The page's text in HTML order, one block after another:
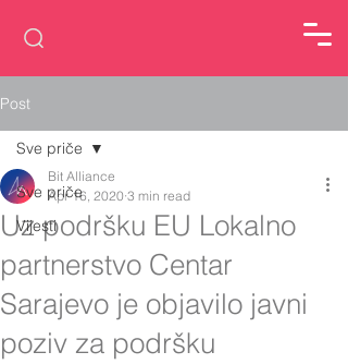
Post
Sve priče
Vijesti
Sve priče
Uz podršku EU Lokalno
partnerstvo Centar
Sarajevo je objavilo javni
poziv za podršku
Bit Alliance
Apr 16, 2020 3 min read